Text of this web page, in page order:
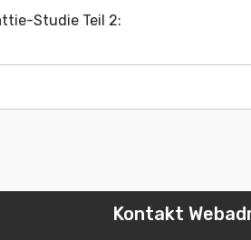
Studie Teil 2:
Kontakt